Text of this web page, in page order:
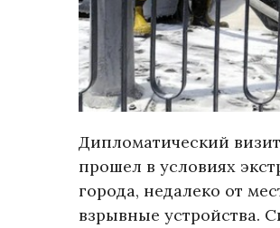
Дипломатический
прошел в условиях
города, недалеко от
взрывные устройства.